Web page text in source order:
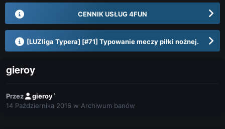
CENNIK USŁUG 4FUN
[LUZliga Typera] [#71] Typowanie meczy piłki nożnej.
gieroy
Przez
gieroy`
14 Października 2016 w Archiwum banów